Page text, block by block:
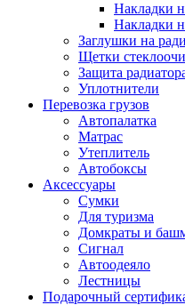
Накладки
Накладки
Заглушки на
Щетки
Защита
Уплотнители
Перевозка грузов
Автопалатка
Матрас
Утеплитель
Автобоксы
Аксессуары
Сумки
Для туризма
Домкраты и
Сигнал
Автоодеяло
Лестницы
Подарочный